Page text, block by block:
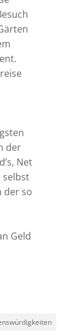
der
Net
selbst
der so
Geld